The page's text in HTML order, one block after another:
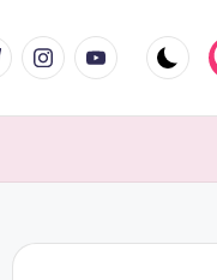
instagram.com
youtube.com